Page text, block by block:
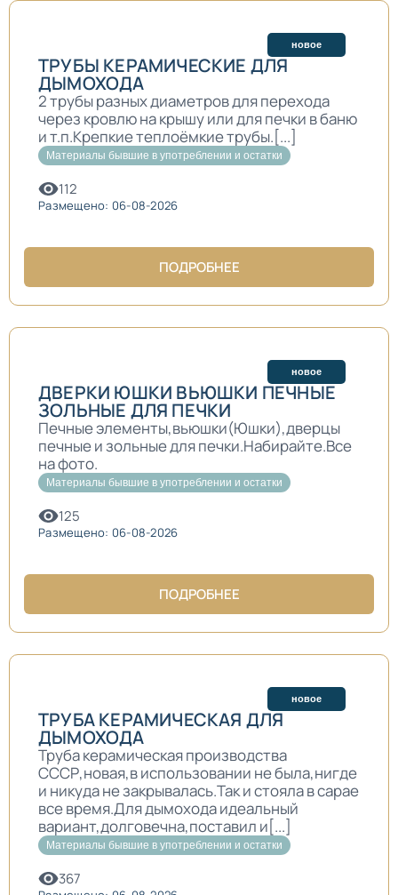
новое
ТРУБЫ КЕРАМИЧЕСКИЕ ДЛЯ
ДЫМОХОДА
2 трубы разных диаметров для перехода
через кровлю на крышу или для печки в баню
и т.п.Крепкие теплоёмкие трубы.[...]
Материалы бывшие в употреблении и остатки
112
Размещено: 06-08-2026
ПОДРОБНЕЕ
новое
ДВЕРКИ ЮШКИ ВЬЮШКИ ПЕЧНЫЕ
ЗОЛЬНЫЕ ДЛЯ ПЕЧКИ
Печные элементы,вьюшки(Юшки),дверцы
печные и зольные для печки.Набирайте.Все
на фото.
Материалы бывшие в употреблении и остатки
125
Размещено: 06-08-2026
ПОДРОБНЕЕ
новое
ТРУБА КЕРАМИЧЕСКАЯ ДЛЯ
ДЫМОХОДА
Труба керамическая производства
СССР,новая,в использовании не была,нигде
и никуда не закрывалась.Так и стояла в сарае
все время.Для дымохода идеальный
вариант,долговечна,поставил и[...]
Материалы бывшие в употреблении и остатки
367